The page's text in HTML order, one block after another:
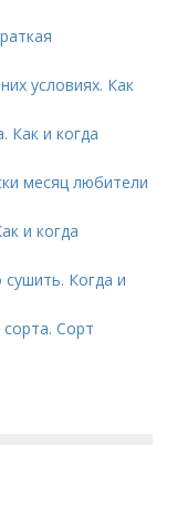
условиях. Как
Как и когда
месяц любители
и когда
Когда и
Сорт